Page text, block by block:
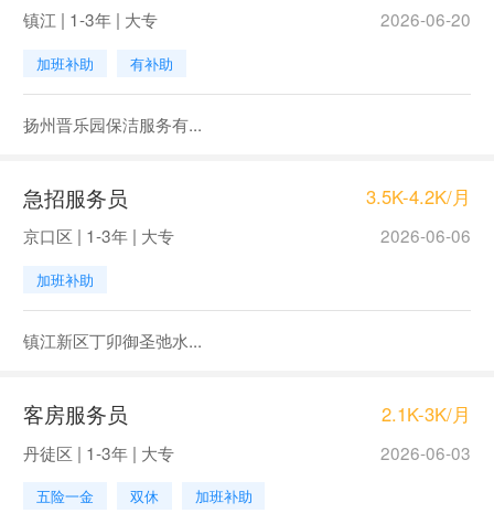
镇江 | 1-3年 | 大专 2026-06-20
加班补助 有补助
扬州晋乐园保洁服务有...
急招服务员 3.5K-4.2K/月
京口区 | 1-3年 | 大专 2026-06-06
加班补助
镇江新区丁卯御圣弛水...
客房服务员 2.1K-3K/月
丹徒区 | 1-3年 | 大专 2026-06-03
五险一金 双休 加班补助